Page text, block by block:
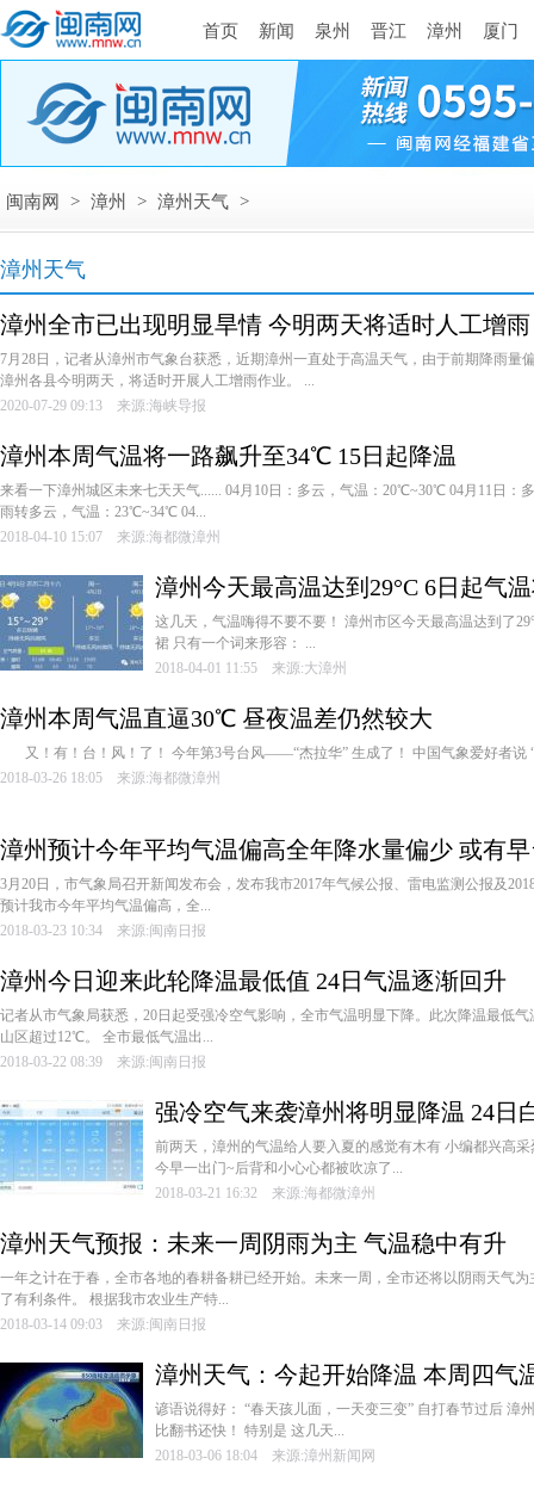
首页 新闻 泉州 晋江 漳州 厦门
闽南网 > 漳州 > 漳州天气 >
漳州天气
漳州全市已出现明显旱情 今明两天将适时人工增雨
7月28日，记者从漳州市气象台获悉，近期漳州一直处于高温天气，由于前期降雨量
漳州各县今明两天，将适时开展人工增雨作业。 ...
2020-07-29 09:13 来源:海峡导报
漳州本周气温将一路飙升至34℃ 15日起降温
来看一下漳州城区未来七天天气...... 04月10日：多云，气温：20℃~30℃ 04月11日：
雨转多云，气温：23℃~34℃ 04...
2018-04-10 15:07 来源:海都微漳州
漳州今天最高温达到29°C 6日起气
这几天，气温嗨得不要不要！ ­漳州市区今天最高温达到了
裙 ­只有一个词来形容： ­...
2018-04-01 11:55 来源:大漳州
漳州本周气温直逼30℃ 昼夜温差仍然较大
又！有！台！风！了！ ­今年第3号台风——“杰拉华” ­生成了！ ­中国气象爱好者说
2018-03-26 18:05 来源:海都微漳州
漳州预计今年平均气温偏高全年降水量偏少 或有
­3月20日，市气象局召开新闻发布会，发布我市2017年气候公报、雷电监测公报及
预计我市今年平均气温偏高，全...
2018-03-23 10:34 来源:闽南日报
漳州今日迎来此轮降温最低值 24日气温逐渐回升
记者从市气象局获悉，20日起受强冷空气影响，全市气温明显下降。此次降温最低
山区超过12℃。 ­全市最低气温出...
2018-03-22 08:39 来源:闽南日报
强冷空气来袭漳州将明显降温 24日
前两天，漳州的气温给人要入夏的感觉有木有 ­小编都兴高
今早一出门~后背和小心心都被吹凉了...
2018-03-21 16:32 来源:海都微漳州
漳州天气预报：未来一周阴雨为主 气温稳中有升
一年之计在于春，全市各地的春耕备耕已经开始。未来一周，全市还将以阴雨天气
了有利条件。 ­根据我市农业生产特...
2018-03-14 09:03 来源:闽南日报
漳州天气：今起开始降温 本周四气
谚语说得好： “春天孩儿面，一天变三变” 自打春节过后 漳
比翻书还快！ 特别是 这几天...
2018-03-06 18:04 来源:漳州新闻网